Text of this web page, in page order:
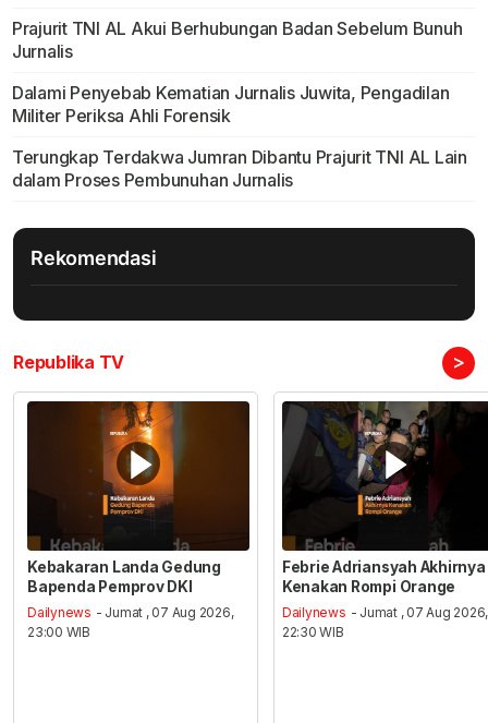
Prajurit TNI AL Akui Berhubungan Badan Sebelum Bunuh
Jurnalis
Dalami Penyebab Kematian Jurnalis Juwita, Pengadilan
Militer Periksa Ahli Forensik
Terungkap Terdakwa Jumran Dibantu Prajurit TNI AL Lain
dalam Proses Pembunuhan Jurnalis
Rekomendasi
Republika TV >
Kebakaran Landa Gedung
Bapenda Pemprov DKI
Dailynews - Jumat , 07 Aug 2026,
23:00 WIB
Febrie Adriansyah Akhirnya
Kenakan Rompi Orange
Dailynews - Jumat , 07 Aug 2026,
22:30 WIB